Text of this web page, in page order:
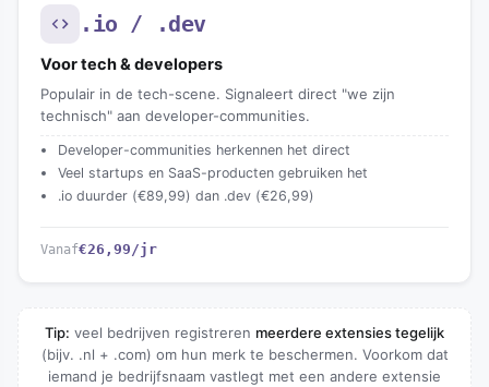
.io / .dev
Voor tech & developers
Populair in de tech-scene. Signaleert direct "we zijn
technisch" aan developer-communities.
Developer-communities herkennen het direct
Veel startups en SaaS-producten gebruiken het
.io duurder (€89,99) dan .dev (€26,99)
Vanaf€26,99 /jr
Tip: veel bedrijven registreren meerdere extensies tegelijk
(bijv. .nl + .com) om hun merk te beschermen. Voorkom dat
iemand je bedrijfsnaam vastlegt met een andere extensie